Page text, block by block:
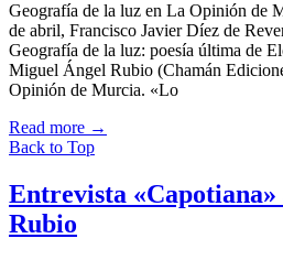
Geografía de la luz en La Opinión de
de abril, Francisco Javier Díez de
Geografía de la luz: poesía última de
Miguel Ángel Rubio (Chamán
Opinión de Murcia. «Lo
Read more →
Back to Top
Entrevista
Rubio